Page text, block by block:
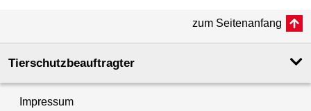
zum Seitenanfang
Tierschutzbeauftragter
Impressum